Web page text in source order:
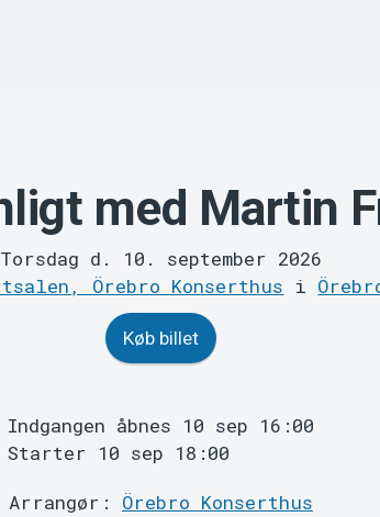
med Martin
Torsdag d. 10. september 2026
Örebro Konserthus i
Køb billet
Indgangen åbnes 10 sep 16:00
Starter 10 sep 18:00
Arrangør: Örebro Konserthus